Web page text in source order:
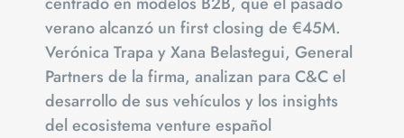
verano alcanzó un first closing de €45M.
Verónica Trapa y Xana Belastegui, General
Partners de la firma, analizan para C&C el
desarrollo de sus vehículos y los insights
del ecosistema venture español